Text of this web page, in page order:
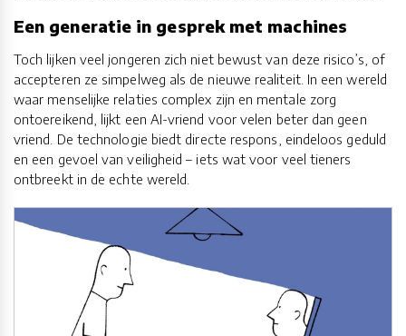
Een generatie in gesprek met machines
Toch lijken veel jongeren zich niet bewust van deze risico’s, of
accepteren ze simpelweg als de nieuwe realiteit. In een wereld
waar menselijke relaties complex zijn en mentale zorg
ontoereikend, lijkt een AI-vriend voor velen beter dan geen
vriend. De technologie biedt directe respons, eindeloos geduld
en een gevoel van veiligheid – iets wat voor veel tieners
ontbreekt in de echte wereld.